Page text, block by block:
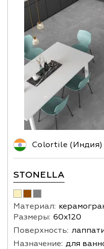
Colortile (Индия)
STONELLA
Материал:
Размеры: 60х120
Поверхность:
Назначение: для